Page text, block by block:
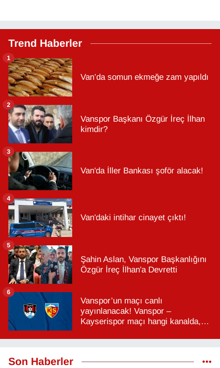
Trend Haberler
Van’da somun ekmeğe zam yapıldı
1
Vanspor Başkanı Özgür İreç İlhan
kimdir?
2
Van'da İller Bankası şoför alacak!
3
Van'daki intihar cinayet çıktı!
4
Şahin Aslan, Vanspor Başkanlığını
Özgür İreç İlhan'a Devretti
5
Vanspor’un maçı canlı
yayınlanacak! Vanspor –
Kayserispor maçı hangi kanalda,
6
Son Haberler